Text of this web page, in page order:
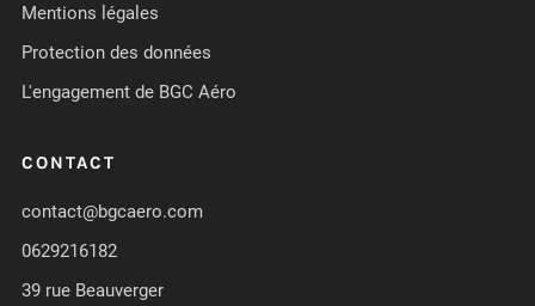
Mentions légales
Protection des données
L'engagement de BGC Aéro
CONTACT
contact@bgcaero.com
0629216182
39 rue Beauverger